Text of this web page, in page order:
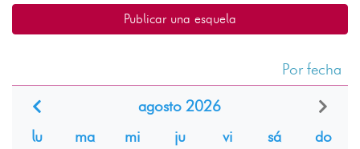
Publicar una esquela
Por fecha
agosto 2026
lu
ma mi ju vi sá
do